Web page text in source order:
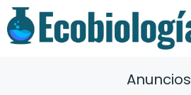
Saltar
al
contenido
Anuncios